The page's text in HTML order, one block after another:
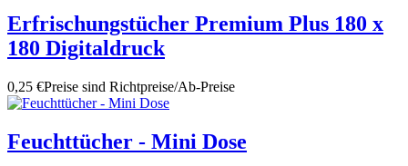
Erfrischungstücher Premium Plus 180 x
180 Digitaldruck
0,25 €Preise sind Richtpreise/Ab-Preise
Feuchttücher - Mini Dose